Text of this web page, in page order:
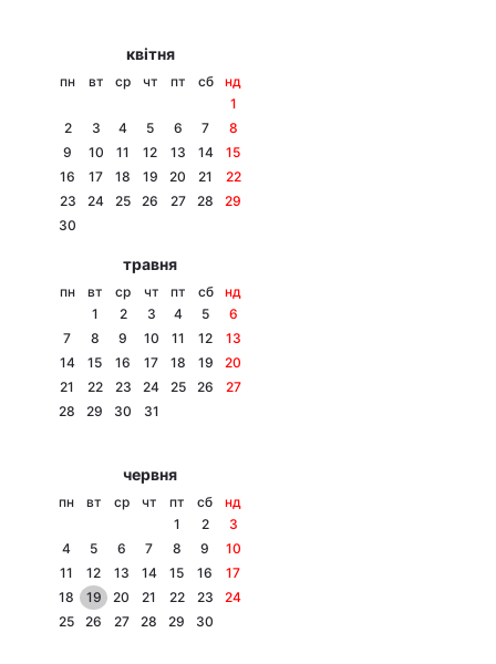
Головна
Економіка
Спорт
Техно і зв'язок
Цікавинки
Екологія
квітня
пн вт ср чт пт сб
нд
1
2
3 4 5 6 7
8
9
10 11 12 13 14
15
16
17 18 19 20 21
22
23
24 25 26 27 28
29
30
травня
пн вт ср чт пт сб
нд
1
2 3 4 5
6
7
8 9 10 11 12
13
14
15 16 17 18 19
20
21
22 23 24 25 26
27
28
29 30 31
червня
пн вт ср чт пт сб
нд
1
2
3
4
5 6 7 8 9
10
11
12 13 14 15 16
17
18
19 20 21 22 23
24
25
26 27 28 29 30